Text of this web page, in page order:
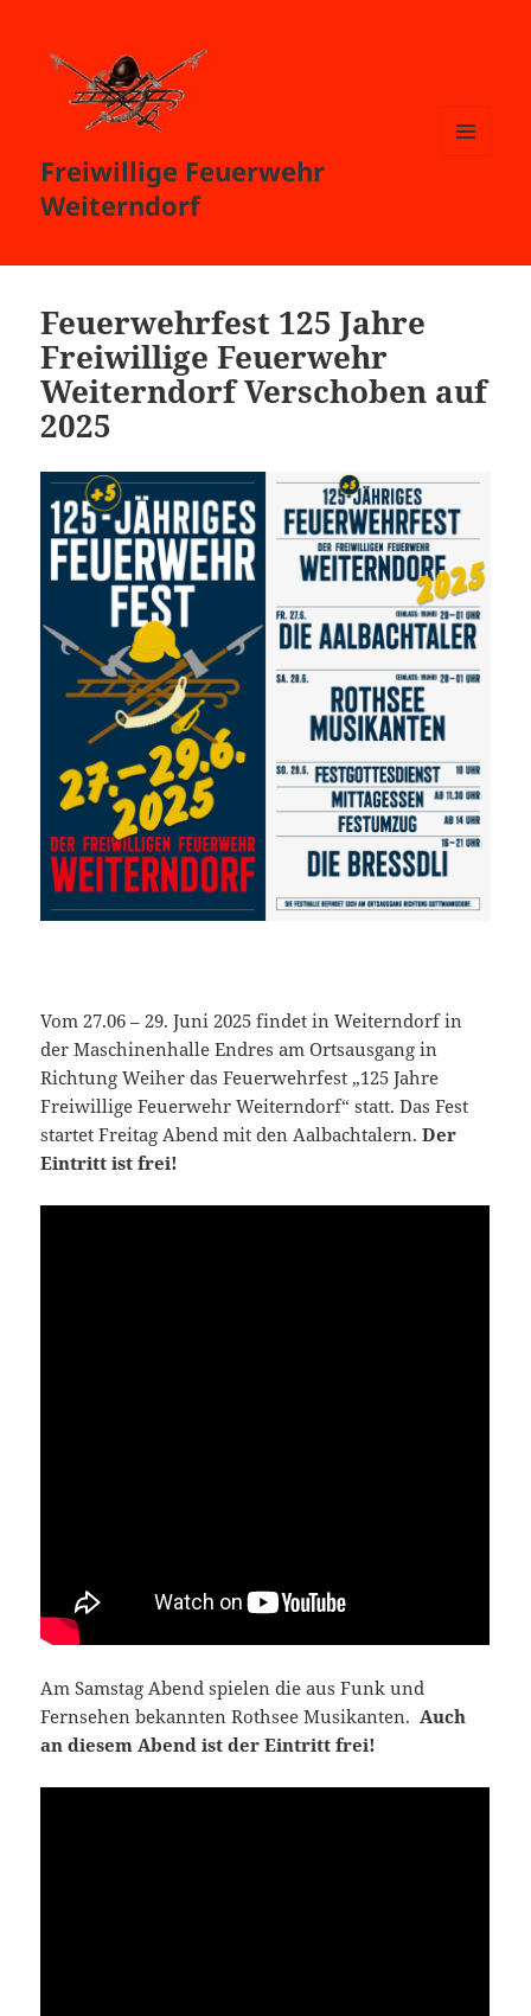
Freiwillige Feuerwehr
Weiterndorf
Feuerwehrfest 125 Jahre
Freiwillige Feuerwehr
Weiterndorf Verschoben auf
2025
Vom 27.06 – 29. Juni 2025 findet in Weiterndorf in
der Maschinenhalle Endres am Ortsausgang in
Richtung Weiher das Feuerwehrfest „125 Jahre
Freiwillige Feuerwehr Weiterndorf“ statt. Das Fest
startet Freitag Abend mit den Aalbachtalern.Der
Eintritt ist frei!
Am Samstag Abend spielen die aus Funk und
Fernsehen bekannten Rothsee Musikanten.Auch
an diesem Abend ist der Eintritt frei!